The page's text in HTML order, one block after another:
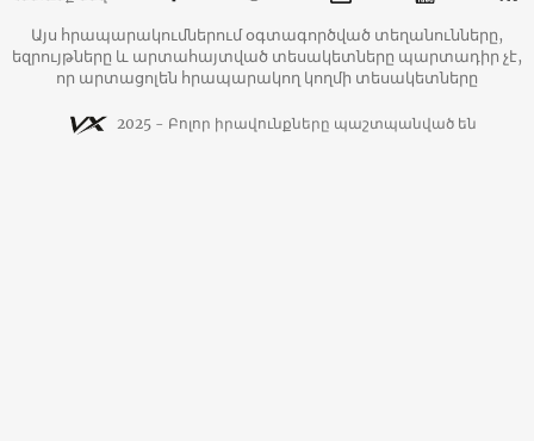
Այս հրապարակումներում օգտագործված տեղանունները,
եզրույթները և արտահայտված տեսակետները պարտադիր չէ,
որ արտացոլեն հրապարակող կողմի տեսակետները
2025 - Բոլոր իրավունքները պաշտպանված են